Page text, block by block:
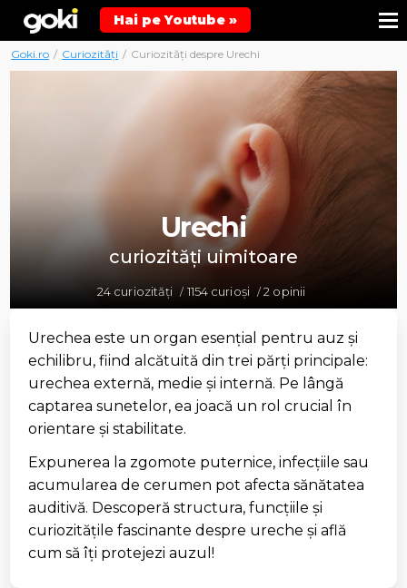
Hai pe Youtube »
Goki.ro / Curiozități / Curiozități despre Urechi
Urechi
curiozități uimitoare
24 curiozități / 1154 curioși /2 opinii
Urechea este un organ esențial pentru auz și
echilibru, fiind alcătuită din trei părți principale:
urechea externă, medie și internă. Pe lângă
captarea sunetelor, ea joacă un rol crucial în
orientare și stabilitate.
Expunerea la zgomote puternice, infecțiile sau
acumularea de cerumen pot afecta sănătatea
auditivă. Descoperă structura, funcțiile și
curiozitățile fascinante despre ureche și află
cum să îți protejezi auzul!